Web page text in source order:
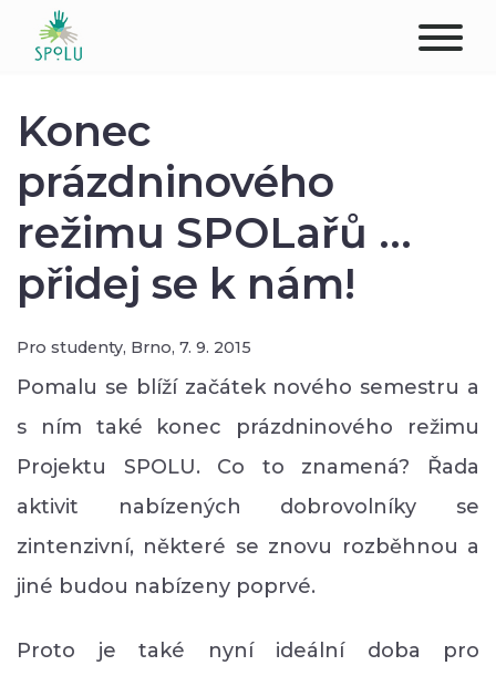
KONTAKT
PODPOŘTE NÁS
PŮSOBIŠTĚ
PROFESIONÁLOVÉ
Konec
prázdninového
režimu SPOLařů ...
přidej se k nám!
Pro studenty, Brno, 7. 9. 2015
Pomalu se blíží začátek nového semestru a
s ním také konec prázdninového režimu
Projektu SPOLU. Co to znamená? Řada
aktivit nabízených dobrovolníky se
zintenzivní, některé se znovu rozběhnou a
jiné budou nabízeny poprvé.
Proto je také nyní ideální doba pro